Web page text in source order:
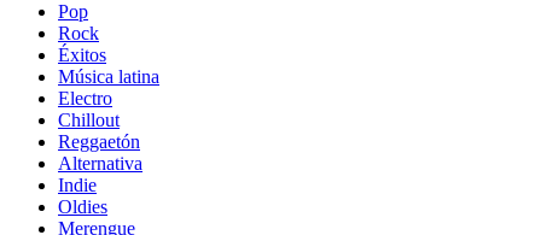
Pop
Rock
Éxitos
Música latina
Electro
Chillout
Reggaetón
Alternativa
Indie
Oldies
Merengue